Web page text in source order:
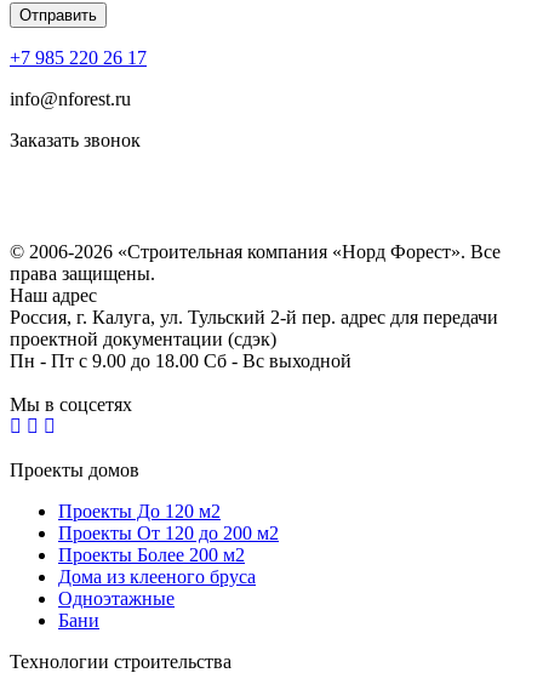
+7 985 220 26 17
info@nforest.ru
Заказать звонок
© 2006-2026 «Строительная компания «Норд Форест». Все
права защищены.
Наш адрес
Россия, г. Калуга, ул. Тульский 2-й пер. адрес для передачи
проектной документации (сдэк)
Пн - Пт с 9.00 до 18.00 Сб - Вс выходной
Мы в соцсетях
Проекты домов
Проекты До 120 м2
Проекты От 120 до 200 м2
Проекты Более 200 м2
Дома из клееного бруса
Одноэтажные
Бани
Технологии строительства